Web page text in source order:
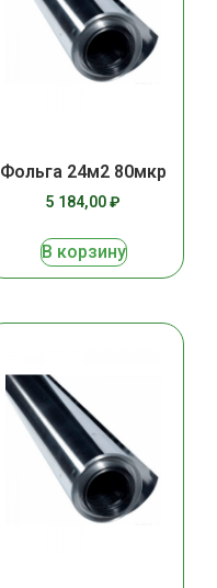
Фольга 24м2 80мкр
5 184,00₽
В корзину